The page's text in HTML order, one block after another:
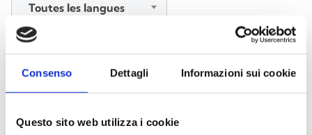
Consenso Dettagli Informazioni sui cookie
Questo sito web utilizza i cookie
Documents(6992)
Tout sélectionner
Toutes les langues
RECHERCHER
EFFACER LES FILTRES